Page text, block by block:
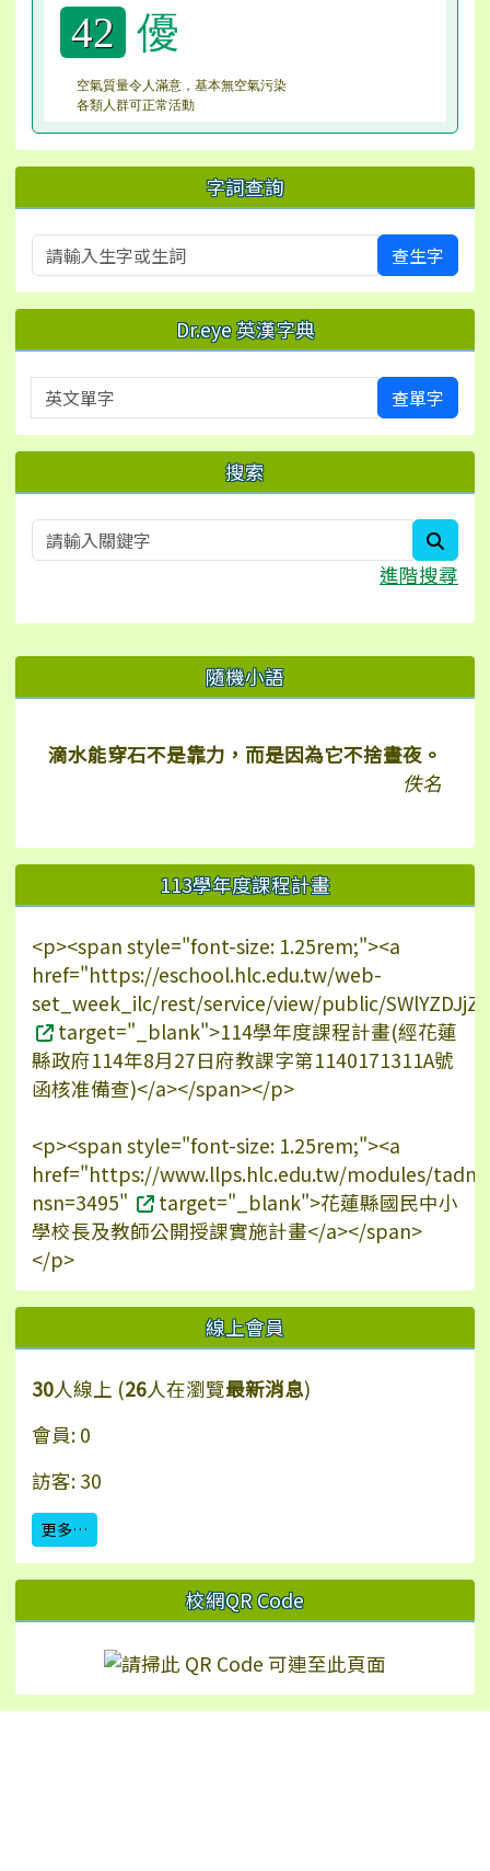
42 優
空氣質量令人滿意，基本無空氣污染
各類人群可正常活動
字詞查詢
查生字
Dr.eye 英漢字典
英文單字 查單字
搜索
進階搜尋
右邊區域內容 隨機小語
滴水能穿石不是靠力，而是因為它不捨晝夜。
佚名
113學年度課程計畫
<p><span style="font-size: 1.25rem;"><a
href="https://eschool.hlc.edu.tw/web-
set_week_ilc/rest/service/view/public/
target="_blank">114學年度課程計畫(經花蓮
縣政府114年8月27日府教課字第1140171311A號
函核准備查)</a></span></p>
<p><span style="font-size: 1.25rem;"><a
href="https://www.llps.hlc.edu.tw/modules/
nsn=3495"
target="_blank">花蓮縣國民中小
學校長及教師公開授課實施計畫</a></span>
</p>
線上會員
30人線上 (26人在瀏覽最新消息)
會員: 0
訪客: 30
更多…
校網QR Code